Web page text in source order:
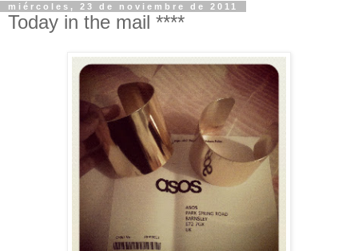
miércoles, 23 de noviembre de 2011
Today in the mail ****